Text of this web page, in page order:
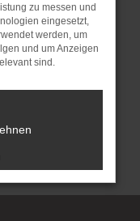
zu messen und
eingesetzt,
werden, um
und um Anzeigen
sind.